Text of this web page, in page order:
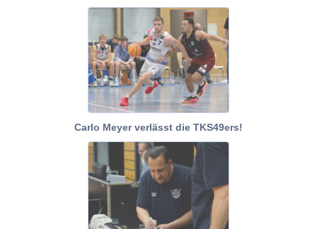
Carlo Meyer verlässt die TKS49ers!